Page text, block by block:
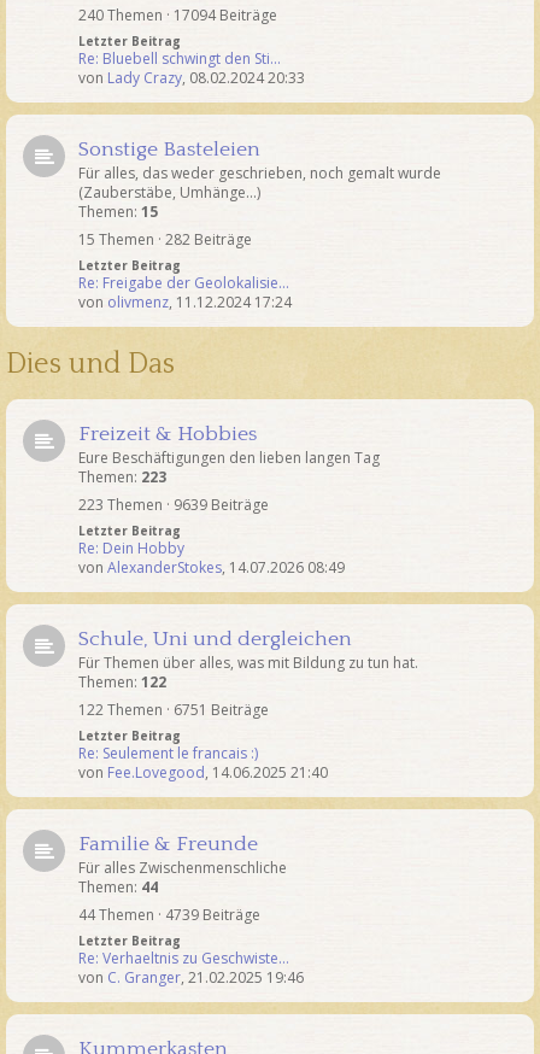
240 Themen · 17094 Beiträge
Letzter Beitrag
Re: Bluebell schwingt den Sti…
von Lady Crazy, 08.02.2024 20:33
Sonstige Basteleien
Für alles, das weder geschrieben, noch gemalt wurde
(Zauberstäbe, Umhänge...)
Themen: 15
15 Themen · 282 Beiträge
Letzter Beitrag
Re: Freigabe der Geolokalisie…
von olivmenz, 11.12.2024 17:24
Dies und Das
Freizeit & Hobbies
Eure Beschäftigungen den lieben langen Tag
Themen: 223
223 Themen · 9639 Beiträge
Letzter Beitrag
Re: Dein Hobby
von AlexanderStokes, 14.07.2026 08:49
Schule, Uni und dergleichen
Für Themen über alles, was mit Bildung zu tun hat.
Themen: 122
122 Themen · 6751 Beiträge
Letzter Beitrag
Re: Seulement le francais :)
von Fee.Lovegood, 14.06.2025 21:40
Familie & Freunde
Für alles Zwischenmenschliche
Themen: 44
44 Themen · 4739 Beiträge
Letzter Beitrag
Re: Verhaeltnis zu Geschwiste…
von C. Granger, 21.02.2025 19:46